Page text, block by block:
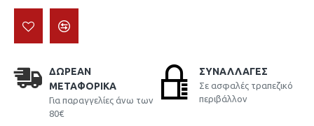
ΔΩΡΕΆΝ
ΜΕΤΑΦΟΡΙΚΆ
Για παραγγελίες άνω των
80€
ΣΥΝΑΛΛΑΓΈΣ
Σε ασφαλές τραπεζικό
περιβάλλον